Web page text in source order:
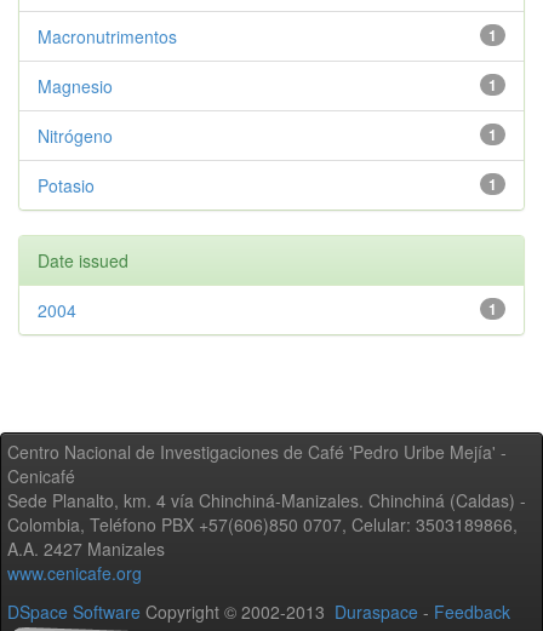
1
Macronutrimentos
1
Magnesio
1
Nitrógeno
1
Potasio
Date issued
1
2004
Centro Nacional de Investigaciones de Café 'Pedro Uribe Mejía' -
Cenicafé
Sede Planalto, km. 4 vía Chinchiná-Manizales. Chinchiná (Caldas) -
Colombia, Teléfono PBX +57(606)850 0707, Celular: 3503189866,
A.A. 2427 Manizales
www.cenicafe.org
DSpace Software Copyright © 2002-2013 Duraspace - Feedback